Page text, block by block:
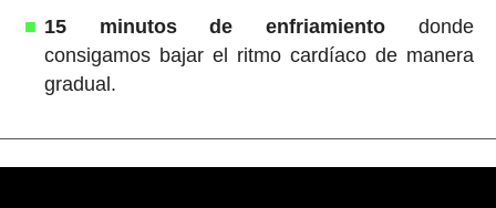
15 minutos de enfriamiento donde
consigamos bajar el ritmo cardíaco de manera
gradual.